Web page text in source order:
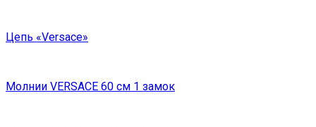
Цепь «Versace»
Молнии VERSACE 60 см 1 замок